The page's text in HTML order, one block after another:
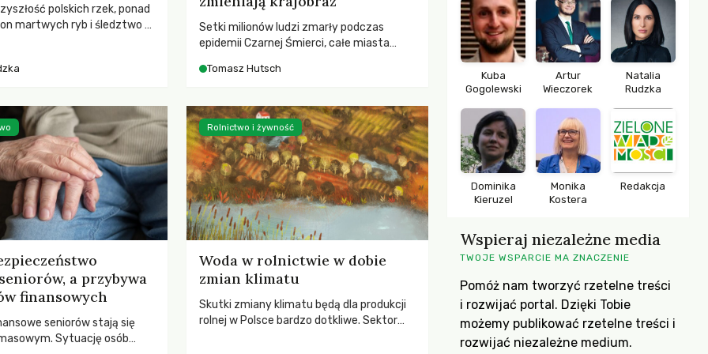
polskich rzek, ponad
martwych ryb i śledztwo z
by prace modernizacyjne
śmierci rzeki.
Setki milionów ludzi zmarły podczas
epidemii Czarnej Śmierci, całe miasta
pierwsze liście nowych dębów rozwijały
podnosiła się po jednej z największych
katastrof w swoich dziejach.
Tomasz Hutsch
a przybywa
finansowych
seniorów stają się
Sytuację osób
Woda w rolnictwie w dobie
zmian klimatu
Skutki zmiany klimatu będą dla produkcji
rolnej w Polsce bardzo dotkliwe. Sektor
Rolnictwo i żywność
Kuba
Gogolewski
Artur
Wieczorek
Natalia
Rudzka
Dominika
Kieruzel
Monika
Kostera
Redakcja
Wspieraj niezależne media
TWOJE WSPARCIE MA ZNACZENIE
Pomóż nam tworzyć rzetelne treści
i rozwijać portal. Dzięki Tobie
możemy publikować rzetelne treści i
rozwijać niezależne medium.